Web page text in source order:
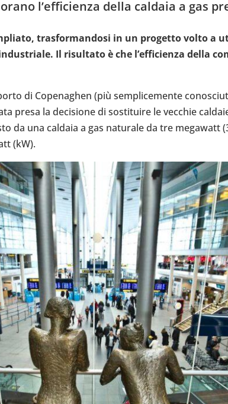
l’ef­fi­cienza della caldaia a gas
tra­sfor­man­dosi in un pro­getto volto a
Il risul­tato è che l’ef­fi­cienza della
di Cope­na­ghen (più sem­pli­ce­mente
presa la deci­sione di sosti­tuire le vecchie
da una caldaia a gas natu­rale da tre mega­watt
(kW).